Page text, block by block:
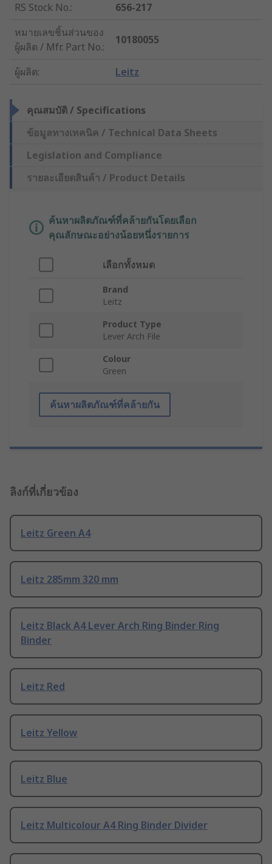
RS Stock No.:
656-217
หมายเลขชิ้นส่วนของ
ผู้ผลิต / Mfr. Part No.:
10180055
ผู้ผลิต: Leitz
คุณสมบัติ / Specifications
ข้อมูลทางเทคนิค / Technical Data Sheets
Legislation and Compliance
รายละเอียดสินค้า / Product Details
ค้นหาผลิตภัณฑ์ที่คล้ายกันโดยเลือก
คุณลักษณะอย่างน้อยหนึ่งรายการ
เลือกทั้งหมด
Brand
Leitz
Product Type
Lever Arch File
Colour
Green
ค้นหาผลิตภัณฑ์ที่คล้ายกัน
ลิงก์ที่เกี่ยวข้อง
Leitz Green A4
Leitz 285mm 320 mm
Leitz Black A4 Lever Arch Ring Binder Ring
Binder
Leitz Red
Leitz Yellow
Leitz Blue
Leitz Multicolour A4 Ring Binder Divider